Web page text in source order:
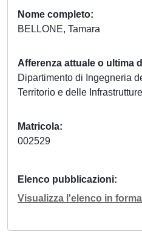
Nome completo
BELLONE, Tamara
Afferenza attuale o ultima
Dipartimento di Ingegneria
Territorio e delle Infrastrutture
Matricola
002529
Elenco pubblicazioni
Visualizza l'elenco in